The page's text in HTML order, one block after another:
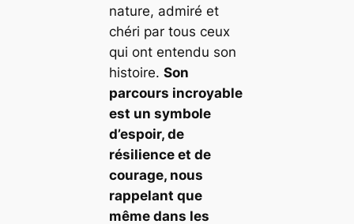
nature, admiré et
chéri par tous ceux
qui ont entendu son
histoire. Son
parcours incroyable
est un symbole
d’espoir, de
résilience et de
courage, nous
rappelant que
même dans les